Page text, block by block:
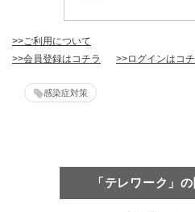
>>ご利用について
>>会員登録はコチラ
>>ログインはコ
感染症対策
「テレワーク」